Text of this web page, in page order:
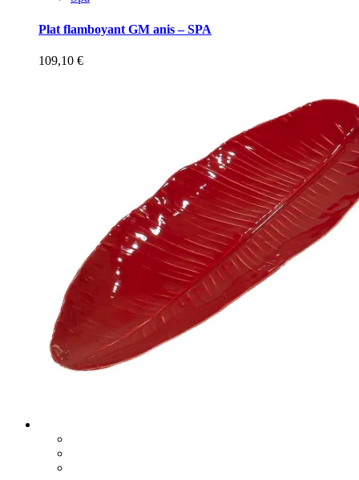
Plat flamboyant GM anis – SPA
109,10 €